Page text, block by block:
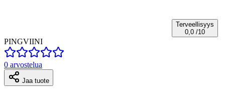
Terveellisyys
0,0 /10
PINGVIINI
0 arvostelua
Jaa tuote